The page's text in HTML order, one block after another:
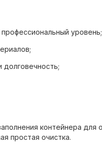
уровень;
долговечность;
управление;
75 рецептов;
контейнера для
простая очистка.